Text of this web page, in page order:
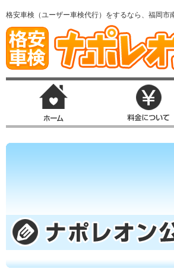
格安車検（ユーザー車検代行）をするなら、福岡